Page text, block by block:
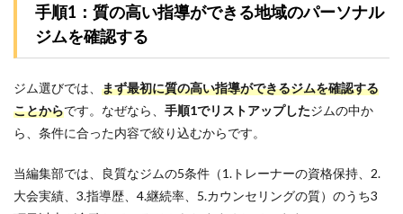
グッ
ドラ
イフ
ジム
prime
西麻
布店
｜コ
ミュ
ーシ
ョン
手順1：質の高い指導ができる地域のパーソナル
ジムを確認する
ジム選びでは、 まず最初に質の高い指導ができるジムを確認する
ことからです。なぜなら、 手順1でリストアップしたジムの中か
ら
、条件に合った内容で絞り込むからです。
当編集部では、良質なジムの5条件（1.トレーナーの資格保持、2.
大会実績、3.指導歴、4.継続率、5.カウンセリングの質）のうち3